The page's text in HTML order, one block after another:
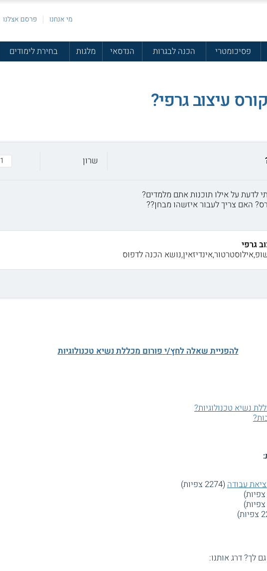
מי אנחנו פרסם אצלנו
פסיכומטרי הכנה לבגרות הנדסאי מלגות בחירת לימודים
עיצוב גרפי?
שרון 1 תגובות
לדעת על אילו תוכנות אתם מלמדים?
האם צריך לעבור איזשהו מבחן??
גרפי
הכנה לדפוס
להפניית שאלה לחץ/י פורום מכללת נשיא טכנולוגיות
נשיא טכנולוגיות?
עבודה (2274 צפיות)
גם לך? דרג אותנו: